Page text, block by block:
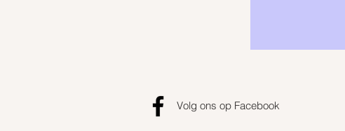
Volg ons op Facebook